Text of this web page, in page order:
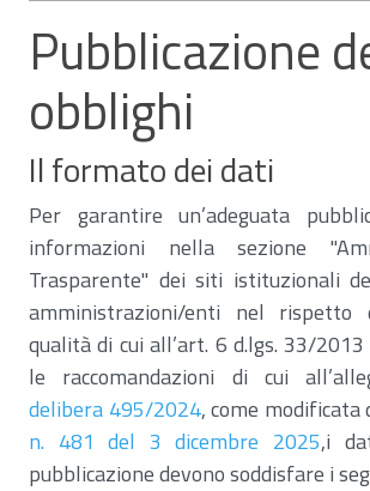
Pubblicazione
obblighi
Il formato dei dati
Per garantire un’adeguata
informazioni nella sezione
Trasparente" dei siti istituzionali
amministrazioni/enti nel
qualità di cui all’art. 6 d.lgs. 33/
le raccomandazioni di cui
delibera 495/2024, come modificata
n. 481 del 3 dicembre 2025,i
pubblicazione devono soddisfare i